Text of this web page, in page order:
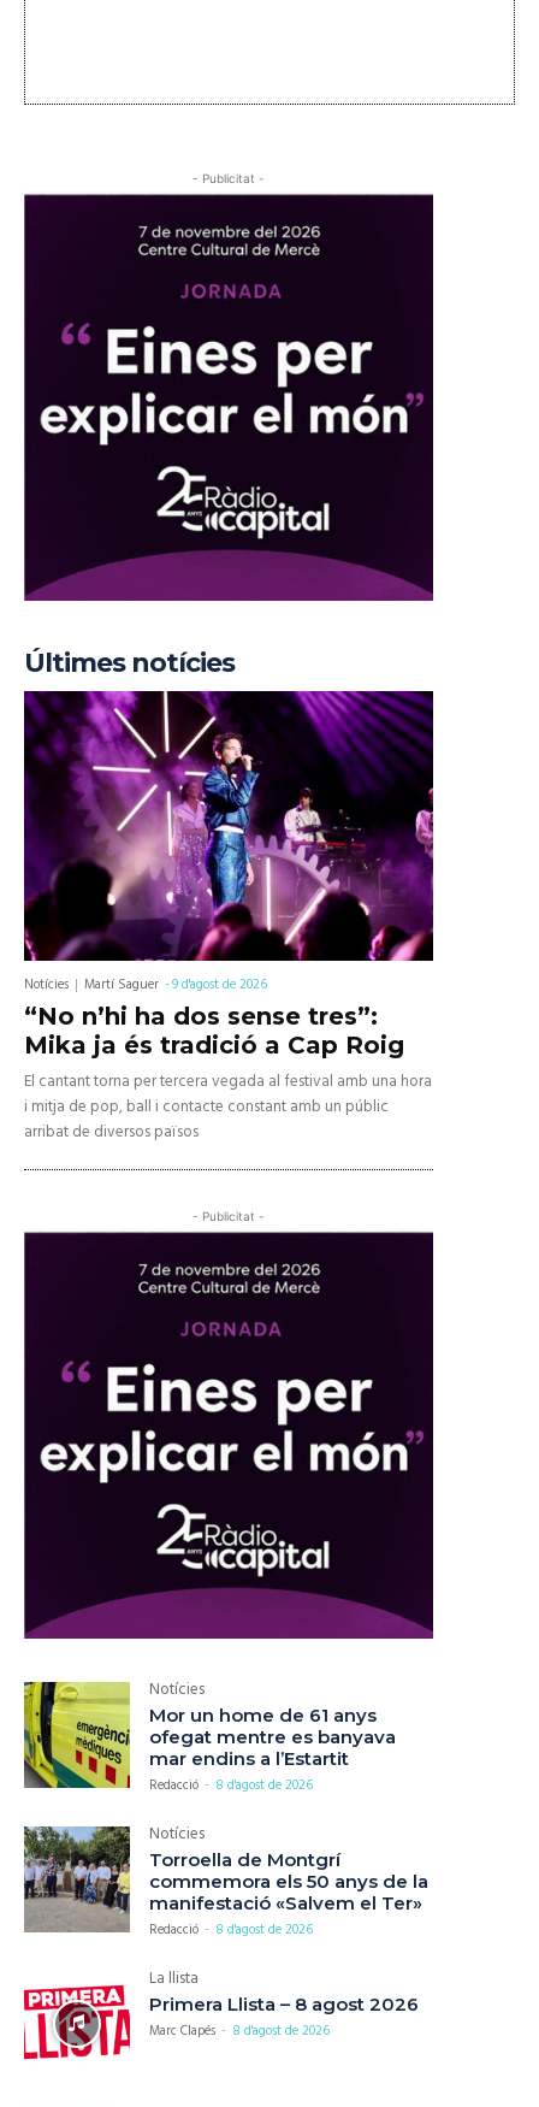
- Publicitat -
Últimes notícies
Notícies Martí Saguer -9 d'agost de 2026
“No n’hi ha dos sense tres”:
Mika ja és tradició a Cap Roig
El cantant torna per tercera vegada al festival amb una hora
i mitja de pop, ball i contacte constant amb un públic
arribat de diversos països
- Publicitat -
Notícies
Mor un home de 61 anys
ofegat mentre es banyava
mar endins a l’Estartit
Redacció - 8 d'agost de 2026
Notícies
Torroella de Montgrí
commemora els 50 anys de la
manifestació «Salvem el Ter»
Redacció - 8 d'agost de 2026
La llista
Primera Llista – 8 agost 2026
Marc Clapés - 8 d'agost de 2026